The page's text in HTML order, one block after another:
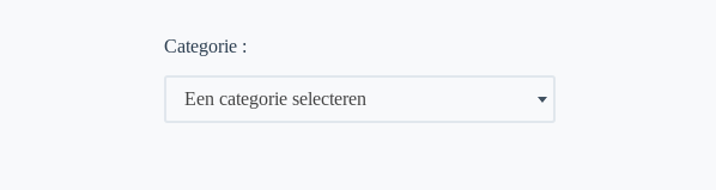
Categorie :
Een categorie selecteren